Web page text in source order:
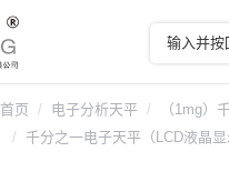
首页 电子分析天平
（1mg）
千分之一电子天平（LCD液晶显